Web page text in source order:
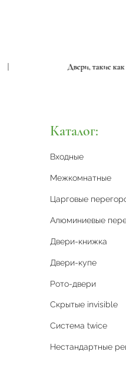
Двери,
Каталог:
Входные
Межкомнатные
Царговые
Алюминиевые
Двери-книжка
Двери-купе
Рото-двери
Скрытые invisible
Система twice
Нестандартные